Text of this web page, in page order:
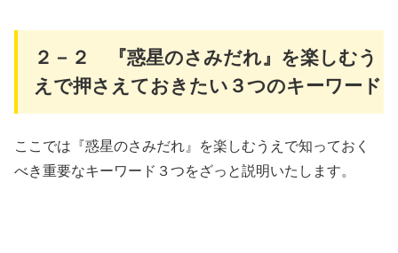
２－２ 『惑星のさみだれ』を楽しむう
えで押さえておきたい３つのキーワード
ここでは『惑星のさみだれ』を楽しむうえで知っておく
べき重要なキーワード３つをざっと説明いたします。